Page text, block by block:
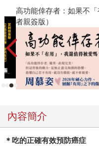
高功能倖存者：如果不「
者親簽版）
內容簡介
＊吃的正確有效預防癌症